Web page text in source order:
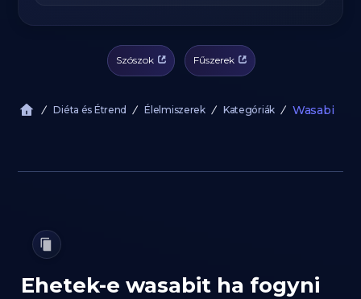
Szószok Fűszerek
Diéta és Étrend Élelmiszerek Kategóriák Wasabi
Ehetek-e wasabit ha fogyni